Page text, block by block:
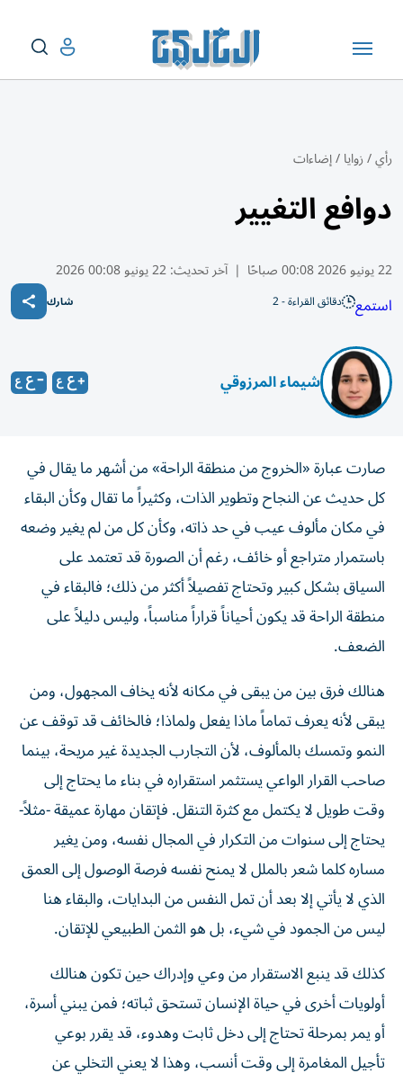
رأي/زوايا/إضاءات
دوافع التغيير
22 يونيو 2026 00:08 صباحًا | آخر تحديث:22 يونيو 00:08 2026
استمع دقائق القراءة - 2 شارك
شيماء المرزوقي
صارت عبارة «الخروج من منطقة الراحة» من أشهر ما يقال في
كل حديث عن النجاح وتطوير الذات، وكثيراً ما تقال وكأن البقاء
في مكان مألوف عيب في حد ذاته، وكأن كل من لم يغير وضعه
باستمرار متراجع أو خائف، رغم أن الصورة قد تعتمد على
السياق بشكل كبير وتحتاج تفصيلاً أكثر من ذلك؛ فالبقاء في
منطقة الراحة قد يكون أحياناً قراراً مناسباً، وليس دليلاً على
الضعف.
هنالك فرق بين من يبقى في مكانه لأنه يخاف المجهول، ومن
يبقى لأنه يعرف تماماً ماذا يفعل ولماذا؛ فالخائف قد توقف عن
النمو وتمسك بالمألوف، لأن التجارب الجديدة غير مريحة، بينما
صاحب القرار الواعي يستثمر استقراره في بناء ما يحتاج إلى
وقت طويل لا يكتمل مع كثرة التنقل. فإتقان مهارة عميقة -مثلاً-
يحتاج إلى سنوات من التكرار في المجال نفسه، ومن يغير
مساره كلما شعر بالملل لا يمنح نفسه فرصة الوصول إلى العمق
الذي لا يأتي إلا بعد أن تمل النفس من البدايات، والبقاء هنا
ليس من الجمود في شيء، بل هو الثمن الطبيعي للإتقان.
كذلك قد ينبع الاستقرار من وعي وإدراك حين تكون هنالك
أولويات أخرى في حياة الإنسان تستحق ثباته؛ فمن يبني أسرة،
أو يمر بمرحلة تحتاج إلى دخل ثابت وهدوء، قد يقرر بوعي
تأجيل المغامرة إلى وقت أنسب، وهذا لا يعني التخلي عن